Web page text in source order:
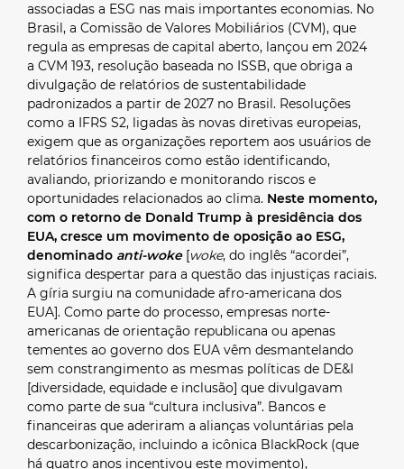
associadas a ESG nas mais importantes economias. No
Brasil, a Comissão de Valores Mobiliários (CVM), que
regula as empresas de capital aberto, lançou em 2024
a CVM 193, resolução baseada no ISSB, que obriga a
divulgação de relatórios de sustentabilidade
padronizados a partir de 2027 no Brasil. Resoluções
como a IFRS S2, ligadas às novas diretivas europeias,
exigem que as organizações reportem aos usuários de
relatórios financeiros como estão identificando,
avaliando, priorizando e monitorando riscos e
oportunidades relacionados ao clima. Neste momento,
com o retorno de Donald Trump à presidência dos
EUA, cresce um movimento de oposição ao ESG,
denominado anti-woke [woke, do inglês “acordei”,
significa despertar para a questão das injustiças raciais.
A gíria surgiu na comunidade afro-americana dos
EUA]. Como parte do processo, empresas norte-
americanas de orientação republicana ou apenas
tementes ao governo dos EUA vêm desmantelando
sem constrangimento as mesmas políticas de DE&I
[diversidade, equidade e inclusão] que divulgavam
como parte de sua “cultura inclusiva”. Bancos e
financeiras que aderiram a alianças voluntárias pela
descarbonização, incluindo a icônica BlackRock (que
há quatro anos incentivou este movimento),